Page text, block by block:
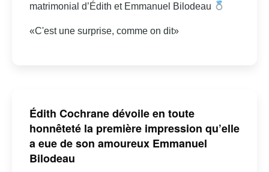
matrimonial d’Édith et Emmanuel Bilodeau
«C'est une surprise, comme on dit»
Édith Cochrane dévoile en toute
honnêteté la première impression qu’elle
a eue de son amoureux Emmanuel
Bilodeau